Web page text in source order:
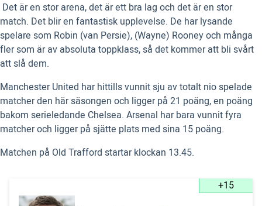
 Det är en stor arena, det är ett bra lag och det är en stor
match. Det blir en fantastisk upplevelse. De har lysande
spelare som Robin (van Persie), (Wayne) Rooney och många
fler som är av absoluta toppklass, så det kommer att bli svårt
att slå dem.
Manchester United har hittills vunnit sju av totalt nio spelade
matcher den här säsongen och ligger på 21 poäng, en poäng
bakom serieledande Chelsea. Arsenal har bara vunnit fyra
matcher och ligger på sjätte plats med sina 15 poäng.
Matchen på Old Trafford startar klockan 13.45.
+15